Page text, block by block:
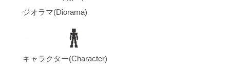
ジオラマ(Diorama)
キャラクター(Character)